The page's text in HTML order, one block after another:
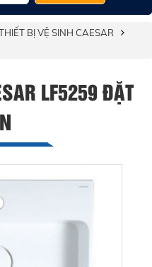
BỊ VỆ SINH CAESAR
LF5259 ĐẶT